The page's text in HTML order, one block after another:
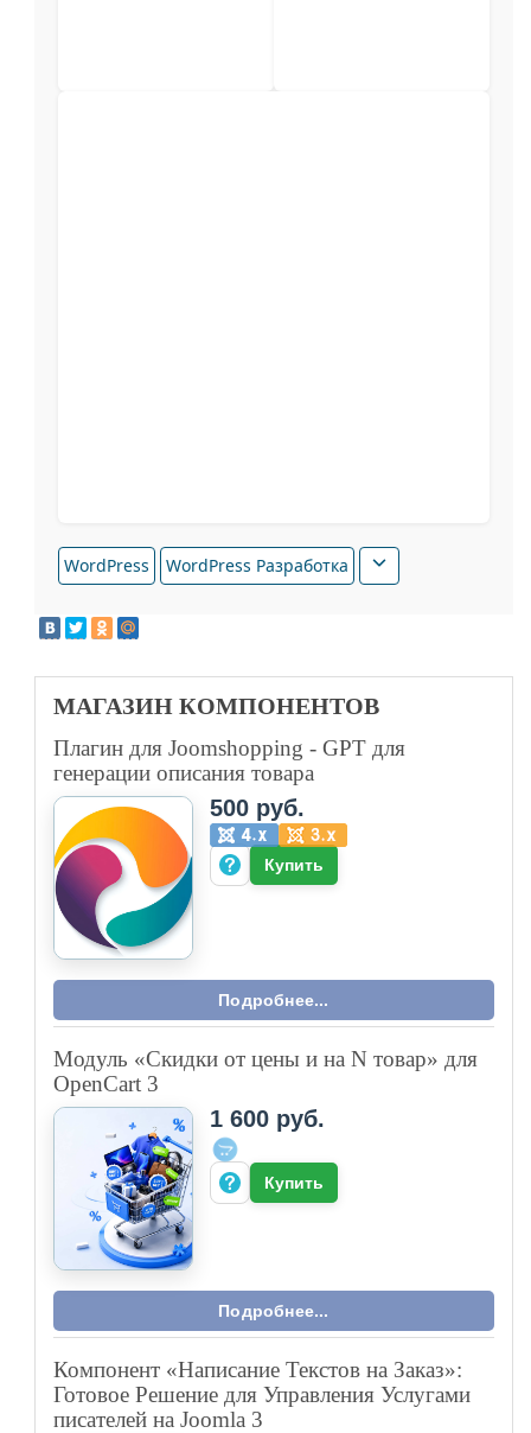
WordPress WordPress Разработка
МАГАЗИН КОМПОНЕНТОВ
Плагин для Joomshopping - GPT для
генерации описания товара
500 руб.
Купить
Подробнее...
Модуль «Скидки от цены и на N товар» для
OpenCart 3
1 600 руб.
Купить
Подробнее...
Компонент «Написание Текстов на Заказ»:
Готовое Решение для Управления Услугами
писателей на Joomla 3